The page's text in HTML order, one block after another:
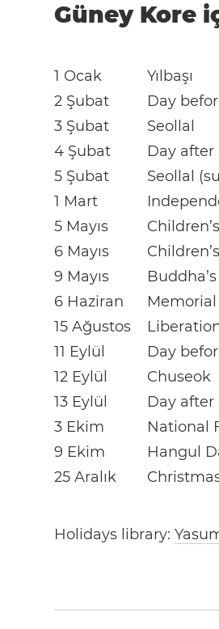
Güney Kore
1 Ocak
Yılbaşı
2 Şubat
Day
3 Şubat
Seollal
4 Şubat
Day after
5 Şubat
Seollal
1 Mart
5 Mayıs
6 Mayıs
9 Mayıs
6 Haziran
15 Ağustos
11 Eylül
Day
12 Eylül
Chuseok
13 Eylül
Day after
3 Ekim
National
9 Ekim
Hangul
25 Aralık
Holidays library: